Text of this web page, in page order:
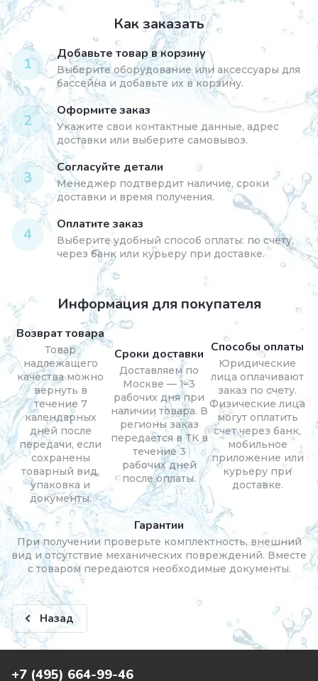
Как заказать
1
Добавьте товар в корзину
Выберите оборудование или аксессуары для
бассейна и добавьте их в корзину.
2
Оформите заказ
Укажите свои контактные данные, адрес
доставки или выберите самовывоз.
3
Согласуйте детали
Менеджер подтвердит наличие, сроки
доставки и время получения.
4
Оплатите заказ
Выберите удобный способ оплаты: по счету,
через банк или курьеру при доставке.
Информация для покупателя
Возврат товара
Товар
надлежащего
качества можно
вернуть в
течение 7
календарных
дней после
передачи, если
сохранены
товарный вид,
упаковка и
документы.
Сроки доставки
Доставляем по
Москве — 1–3
рабочих дня при
наличии товара. В
регионы заказ
передается в ТК в
течение 3
рабочих дней
после оплаты.
Способы оплаты
Юридические
лица оплачивают
заказ по счету.
Физические лица
могут оплатить
счет через банк,
мобильное
приложение или
курьеру при
доставке.
Гарантии
При получении проверьте комплектность, внешний
вид и отсутствие механических повреждений. Вместе
с товаром передаются необходимые документы.
Назад
+7 (495) 664-99-46